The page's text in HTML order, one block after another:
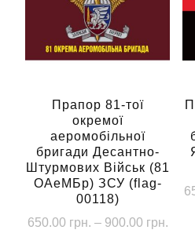
Прапор 81-тої
окремої
аеромобільної
бригади Десантно-
Штурмових Військ (81
ОАеМБр) ЗСУ (flag-
00118)
650.00 грн. – 900.00 грн.